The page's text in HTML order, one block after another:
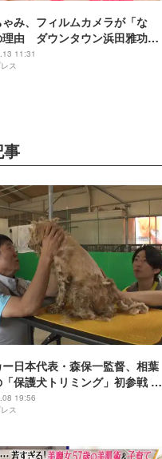
み、フィルムカメラが「な
理由 ダウンタウン浜田雅功が
11:31
ス
事
日本代表・森保一監督、相葉
保護犬トリミング」初参戦 ド
ームで心込めて挑む【24時間
】
19:56
ス